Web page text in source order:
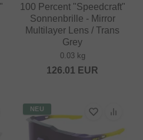
100 Percent "Speedcraft"
Sonnenbrille - Mirror
Multilayer Lens / Trans
Grey
0.03 kg
126.01 EUR
NEU